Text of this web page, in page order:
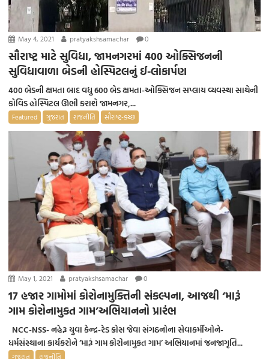
May 4, 2021 pratyakshsamachar 0
સૌરાષ્ટ્ર માટે સુવિધા, જામનગરમાં 400 ઓક્સિજનની
સુવિધાવાળા બેડની હોસ્પિટલનું ઈ-લોકાર્પણ
400 બેડની ક્ષમતા બાદ વધુ 600 બેડ ક્ષમતા-ઓક્સિજન સપ્લાય વ્યવસ્થા સાથેની
કોવિડ હોસ્પિટલ ઊભી કરાશે જામનગર,...
Featured ગુજરાત રાજનીતિ સૌરાષ્ટ્ર-કચ્છ
May 1, 2021 pratyakshsamachar 0
17 હજાર ગામોમાં કોરોનામુક્તિની સંકલ્પના, આજથી ‘મારૂં
ગામ કોરોનામુકત ગામ’અભિયાનનો પ્રારંભ
NCC-NSS- નહેરૂ યુવા કેન્દ્ર-રેડ ક્રોસ જેવા સંગઠનોના સેવાકર્મીઓને-
ધર્મસંસ્થાના કાર્યકરોને ‘મારૂં ગામ કોરોનામુકત ગામ’ અભિયાનમાં જનજાગૃતિ...
ગુજરાત રાજનીતિ